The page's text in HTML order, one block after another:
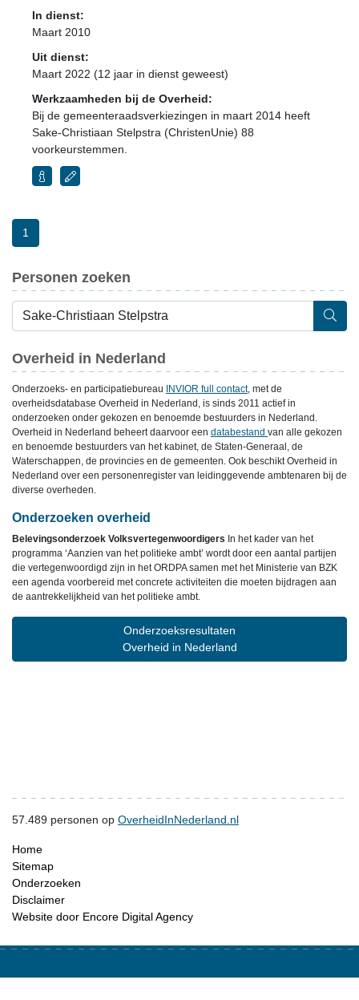
In dienst:
Maart 2010
Uit dienst:
Maart 2022 (12 jaar in dienst geweest)
Werkzaamheden bij de Overheid:
Bij de gemeenteraadsverkiezingen in maart 2014 heeft
Sake-Christiaan Stelpstra (ChristenUnie) 88
voorkeurstemmen.
1
Personen zoeken
Overheid in Nederland
Onderzoeks- en participatiebureau INVIOR full contact, met de
overheidsdatabase Overheid in Nederland, is sinds 2011 actief in
onderzoeken onder gekozen en benoemde bestuurders in Nederland.
Overheid in Nederland beheert daarvoor een databestand van alle gekozen
en benoemde bestuurders van het kabinet, de Staten-Generaal, de
Waterschappen, de provincies en de gemeenten. Ook beschikt Overheid in
Nederland over een personenregister van leidinggevende ambtenaren bij de
diverse overheden.
Onderzoeken overheid
Belevingsonderzoek Volksvertegenwoordigers In het kader van het
programma ‘Aanzien van het politieke ambt’ wordt door een aantal partijen
die vertegenwoordigd zijn in het ORDPA samen met het Ministerie van BZK
een agenda voorbereid met concrete activiteiten die moeten bijdragen aan
de aantrekkelijkheid van het politieke ambt.
Onderzoeksresultaten
Overheid in Nederland
57.489 personen op OverheidInNederland.nl
Home
Sitemap
Onderzoeken
Disclaimer
Website door Encore Digital Agency